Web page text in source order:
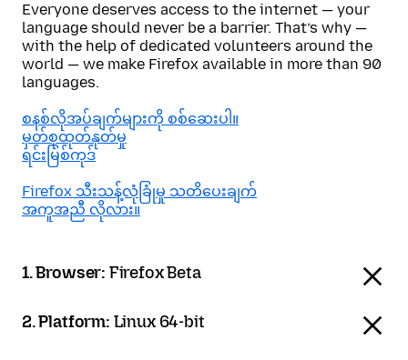
Everyone deserves access to the internet — your
language should never be a barrier. That’s why —
with the help of dedicated volunteers around the
world — we make Firefox available in more than 90
languages.
စနစ်လိုအပ်ချက်များကို စစ်ဆေးပါ။
မှတ်စုထုတ်နုတ်မှု
ရင်းမြစ်ကုဒ်
Firefox သီးသန့်လုံခြုံမှု သတိပေးချက်
အကူအညီ လိုလား။
1. Browser: Firefox Beta
2. Platform: Linux 64-bit